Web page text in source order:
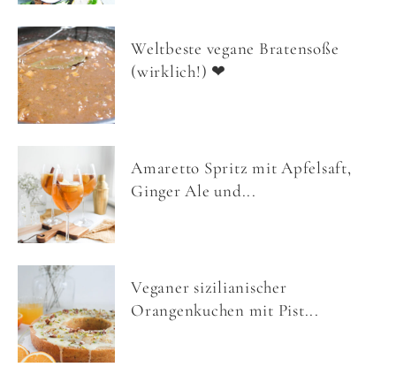
Weltbeste vegane Bratensoße
(wirklich!) ❤
Amaretto Spritz mit Apfelsaft,
Ginger Ale und...
Veganer sizilianischer
Orangenkuchen mit Pist...